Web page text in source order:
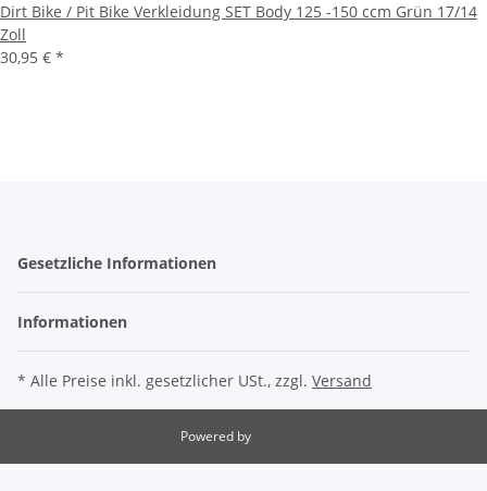
Dirt Bike / Pit Bike Verkleidung SET Body 125 -150 ccm Grün 17/14
Zoll
30,95 € *
Gesetzliche Informationen
Informationen
* Alle Preise inkl. gesetzlicher USt., zzgl. Versand
Powered by